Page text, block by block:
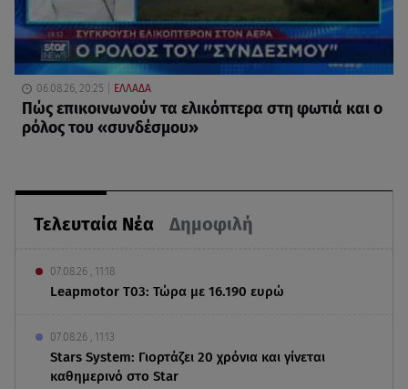
Τελευταία Νέα Δημοφιλή
07.08.26 , 11:18
Leapmotor T03: Τώρα με 16.190 ευρώ
07.08.26 , 11:13
Stars System: Γιορτάζει 20 χρόνια και γίνεται
καθημερινό στο Star
06.08.26, 20:25 ΕΛΛΑΔΑ
Πώς επικοινωνούν τα ελικόπτερα στη φωτιά και ο
ρόλος του «συνδέσμου»